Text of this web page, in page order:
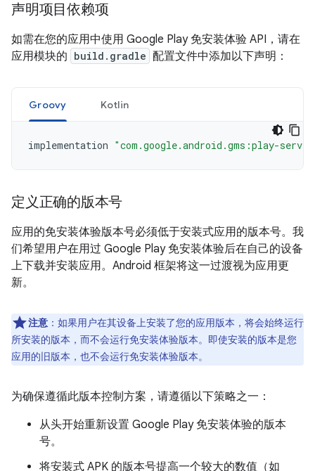
声明项目依赖项
如需在您的应用中使用 Google Play 免安装体验 API，请在
应用模块的 build.gradle 配置文件中添加以下声明：
Groovy Kotlin
implementation "com.google.android.gms:play-
定义正确的版本号
应用的免安装体验版本号必须低于安装式应用的版本号。我
们希望用户在用过 Google Play 免安装体验后在自己的设备
上下载并安装应用。Android 框架将这一过渡视为应用更
新。
注意 ：如果用户在其设备上安装了您的应用版本，将会始终运行
所安装的版本，而不会运行免安装体验版本。即使安装的版本是您
应用的旧版本，也不会运行免安装体验版本。
为确保遵循此版本控制方案，请遵循以下策略之一：
从头开始重新设置 Google Play 免安装体验的版本
号。
将安装式 APK 的版本号提高一个较大的数值（如